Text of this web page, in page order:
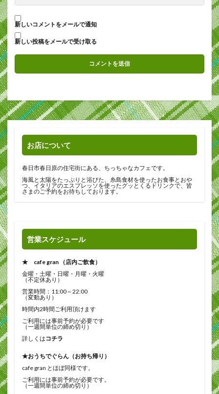
新しいコメントをメールで通知
新しい投稿をメールで受け取る
お店について
春日市春日原の住宅街にある、ちっちゃなカフェです。
海風と太陽をたっぷりと浴びた、糸島食材を使ったお食事とおや
つ、イタリアのエスプレッソを使ったグッとくるドリンクで、皆
さまのご予約をお待ちしております。
営業スケジュール
★ cafe gran （店内ご飲食）
金曜・土曜・日曜・月曜・火曜
（不定休あり）
営業時間：11:00～22:00
（変動あり）
時間内2時間ご利用頂けます
ご利用には事前予約が必要です
（一週間単位の締め切り）
詳しくはコチラ
★おうちでぐらん（お持ち帰り）
cafe gran とほぼ同様です。
ご利用には事前予約が必要です。
（一週間単位の締め切り）